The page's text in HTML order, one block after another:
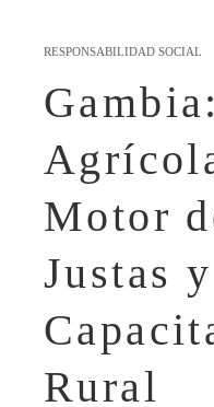
RESPONSABILIDAD SOCIAL
Motor
Justas y
Rural